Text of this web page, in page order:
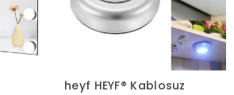
heyf HEYF® Kablosuz